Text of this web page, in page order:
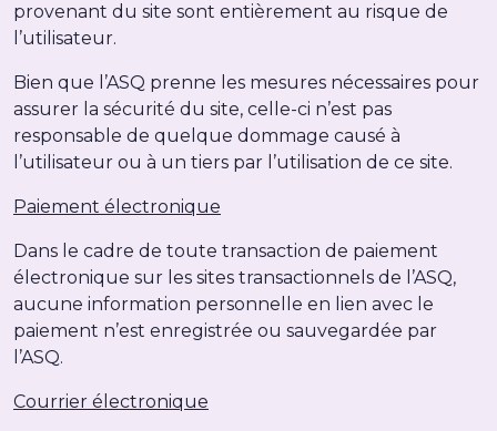
provenant du site sont entièrement au risque de
l’utilisateur.
Bien que l’ASQ prenne les mesures nécessaires pour
assurer la sécurité du site, celle-ci n’est pas
responsable de quelque dommage causé à
l’utilisateur ou à un tiers par l’utilisation de ce site.
Paiement électronique
Dans le cadre de toute transaction de paiement
électronique sur les sites transactionnels de l’ASQ,
aucune information personnelle en lien avec le
paiement n’est enregistrée ou sauvegardée par
l’ASQ.
Courrier électronique